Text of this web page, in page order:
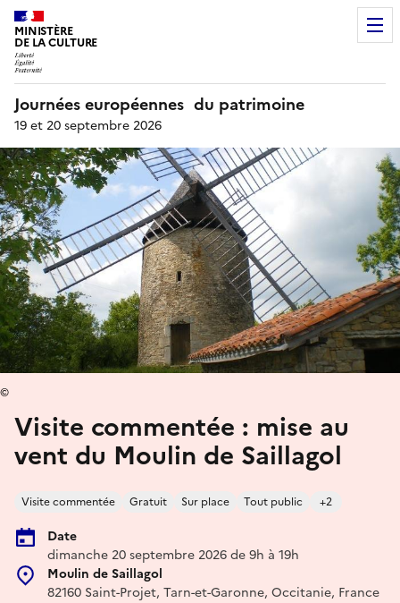
MINISTÈRE
DE LA CULTURE
Journées européennes du patrimoine
19 et 20 septembre 2026
Visite commentée : mise au
vent du Moulin de Saillagol
Visite commentée Gratuit Sur place Tout public +2
Date
dimanche 20 septembre 2026 de 9h à 19h
Moulin de Saillagol
82160 Saint-Projet, Tarn-et-Garonne, Occitanie, France
©